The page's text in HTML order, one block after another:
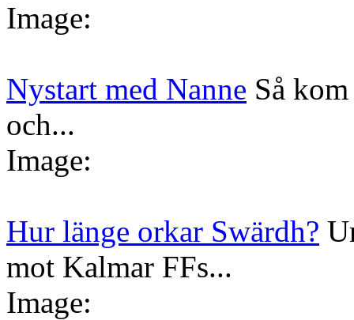
Image:
Nystart med Nanne Så
och...
Image:
Hur länge orkar Swärdh?
mot Kalmar FFs...
Image: